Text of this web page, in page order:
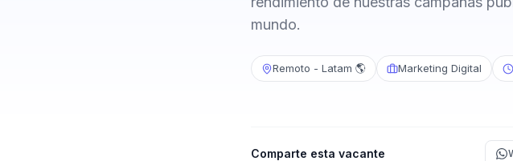
mundo.
Remoto - Latam 🌎 Marketing Digital
Comparte esta vacante